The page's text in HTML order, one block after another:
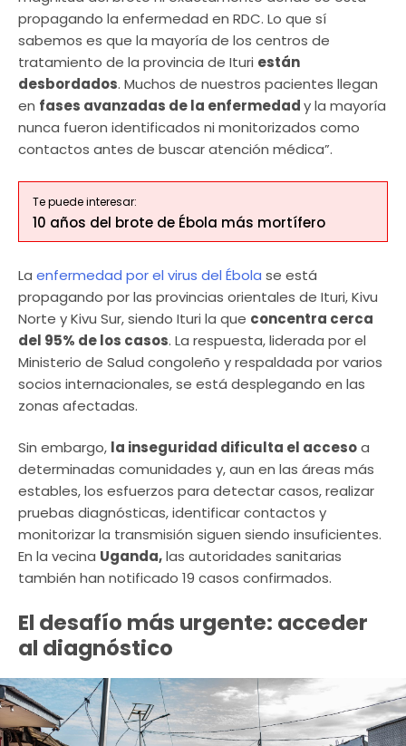
propagando la enfermedad en RDC. Lo que sí
sabemos es que la mayoría de los centros de
tratamiento de la provincia de Ituri están
desbordados. Muchos de nuestros pacientes llegan
en fases avanzadas de la enfermedady la mayoría
nunca fueron identificados ni monitorizados como
contactos antes de buscar atención médica”.
Te puede interesar:
10 años del brote de Ébola más mortífero
La enfermedad por el virus del Ébola se está
propagando por las provincias orientales de Ituri, Kivu
Norte y Kivu Sur, siendo Ituri la que concentra cerca
del 95% de los casos. La respuesta, liderada por el
Ministerio de Salud congoleño y respaldada por varios
socios internacionales, se está desplegando en las
zonas afectadas.
Sin embargo, la inseguridad dificulta el accesoa
determinadas comunidades y, aun en las áreas más
estables, los esfuerzos para detectar casos, realizar
pruebas diagnósticas, identificar contactos y
monitorizar la transmisión siguen siendo insuficientes.
En la vecina Uganda,las autoridades sanitarias
también han notificado 19 casos confirmados.
El desafío más urgente: acceder
al diagnóstico